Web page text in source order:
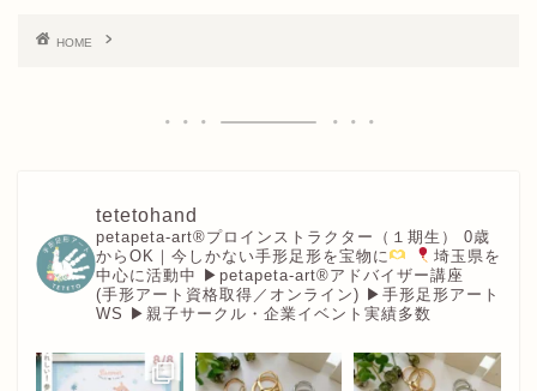
HOME
tetetohand
petapeta-art®︎プロインストラクター（１期生）
0歳
からOK｜今しかない手形足形を宝物に
埼玉県を
中心に活動中 ▶︎petapeta-art®アドバイザー講座
(手形アート資格取得／オンライン) ▶︎手形足形アート
WS ▶︎親子サークル・企業イベント実績多数